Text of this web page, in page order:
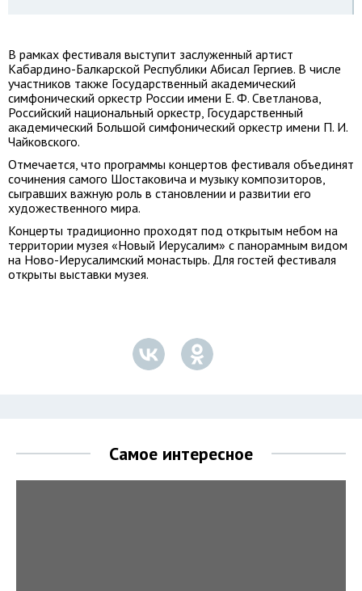
В рамках фестиваля выступит заслуженный артист
Кабардино-Балкарской Республики Абисал Гергиев. В числе
участников также Государственный академический
симфонический оркестр России имени Е. Ф. Светланова,
Российский национальный оркестр, Государственный
академический Большой симфонический оркестр имени П. И.
Чайковского.
Отмечается, что программы концертов фестиваля объединят
сочинения самого Шостаковича и музыку композиторов,
сыгравших важную роль в становлении и развитии его
художественного мира.
Концерты традиционно проходят под открытым небом на
территории музея «Новый Иерусалим» с панорамным видом
на Ново-Иерусалимский монастырь. Для гостей фестиваля
открыты выставки музея.
Самое интересное